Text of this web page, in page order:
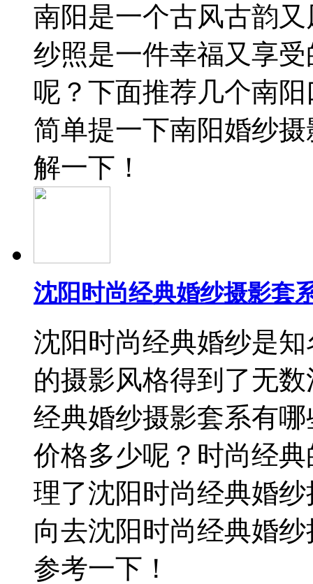
南阳是一个古风古韵
纱照是一件幸福又享
呢？下面推荐几个南
简单提一下南阳婚纱
解一下！
沈阳时尚经典婚纱摄影套
沈阳时尚经典婚纱是
的摄影风格得到了无
经典婚纱摄影套系有
价格多少呢？时尚经
理了沈阳时尚经典婚
向去沈阳时尚经典婚
参考一下！